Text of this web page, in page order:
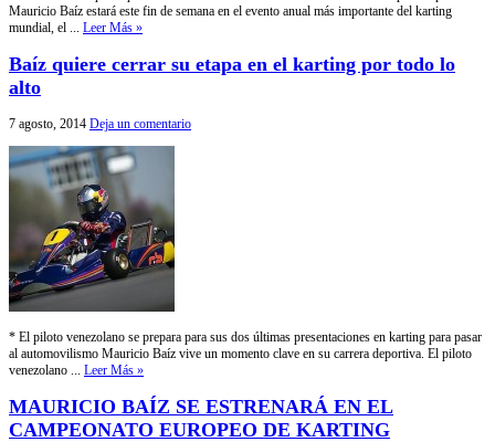
Mauricio Baíz estará este fin de semana en el evento anual más importante del karting
mundial, el ... Leer Más »
Baíz quiere cerrar su etapa en el karting por todo lo
alto
7 agosto, 2014 Deja un comentario
* El piloto venezolano se prepara para sus dos últimas presentaciones en karting para pasar
al automovilismo Mauricio Baíz vive un momento clave en su carrera deportiva. El piloto
venezolano ... Leer Más »
MAURICIO BAÍZ SE ESTRENARÁ EN EL
CAMPEONATO EUROPEO DE KARTING